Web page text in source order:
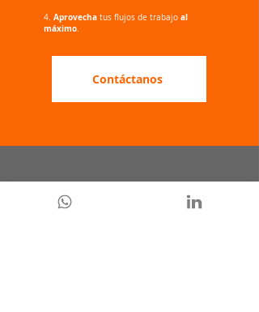
4. Aprovecha tus flujos de trabajo al
máximo.
Contáctanos
Regístrate en el formulario de contacto y
Monday.com para tu empresa.